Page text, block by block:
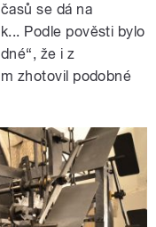
se dá na
Podle pověsti bylo
že i z
zhotovil podobné